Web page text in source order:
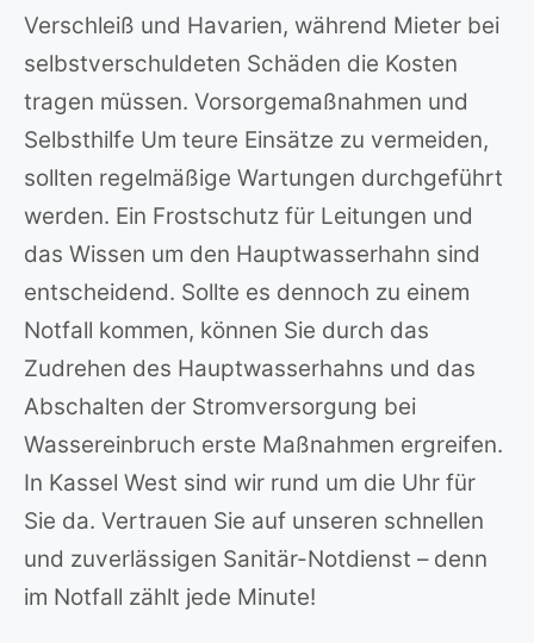
Verschleiß und Havarien, während Mieter bei
selbstverschuldeten Schäden die Kosten
tragen müssen. Vorsorgemaßnahmen und
Selbsthilfe Um teure Einsätze zu vermeiden,
sollten regelmäßige Wartungen durchgeführt
werden. Ein Frostschutz für Leitungen und
das Wissen um den Hauptwasserhahn sind
entscheidend. Sollte es dennoch zu einem
Notfall kommen, können Sie durch das
Zudrehen des Hauptwasserhahns und das
Abschalten der Stromversorgung bei
Wassereinbruch erste Maßnahmen ergreifen.
In Kassel West sind wir rund um die Uhr für
Sie da. Vertrauen Sie auf unseren schnellen
und zuverlässigen Sanitär-Notdienst – denn
im Notfall zählt jede Minute!